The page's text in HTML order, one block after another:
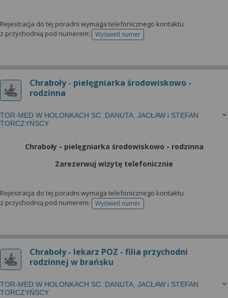
Rejestracja do tej poradni wymaga telefonicznego kontaktu
z przychodnią pod numerem:
Wyświetl numertelefonu do rejestracji
Chraboły - pielęgniarka środowiskowo -
rodzinna
TOR-MED W HOLONKACH SC. DANUTA, JACŁAW i STEFAN
TORCZYŃSCY
Chraboły - pielęgniarka środowiskowo - rodzinna
Zarezerwuj wizytę telefonicznie
Rejestracja do tej poradni wymaga telefonicznego kontaktu
z przychodnią pod numerem:
Wyświetl numertelefonu do rejestracji
Chraboły - lekarz POZ - filia przychodni
rodzinnej w brańsku
TOR-MED W HOLONKACH SC. DANUTA, JACŁAW i STEFAN
TORCZYŃSCY